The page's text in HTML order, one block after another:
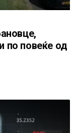
по повеќе од